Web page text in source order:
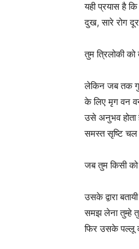
यही प्रयास है
दुख, सारे रोग
तुम त्रिलोकी
लेकिन जब तक
के लिए मृग वन
उसे अनुभव होता
समस्त सृष्टि चल
जब तुम किसी
उसके द्वारा
समझ लेना तुम्हे
फिर उसके पल्लू